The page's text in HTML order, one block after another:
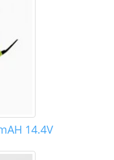
14.4V